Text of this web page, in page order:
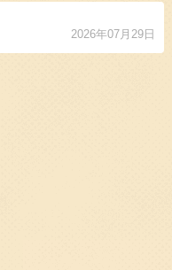
2026年07月29日